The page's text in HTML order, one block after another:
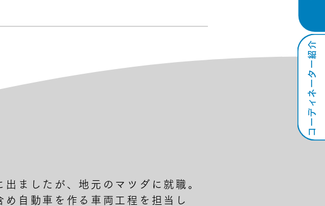
コーディネーター紹介
ましたが、地元のマツダに就職。
自動車を作る車両工程を担当し